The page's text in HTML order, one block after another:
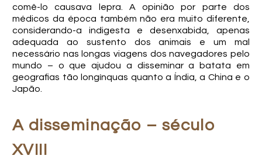
comê-lo causava lepra. A opinião por parte dos
médicos da época também não era muito diferente,
considerando-a indigesta e desenxabida, apenas
adequada ao sustento dos animais e um mal
necessário nas longas viagens dos navegadores pelo
mundo – o que ajudou a disseminar a batata em
geografias tão longínquas quanto a Índia, a China e o
Japão.
A disseminação – século
XVIII